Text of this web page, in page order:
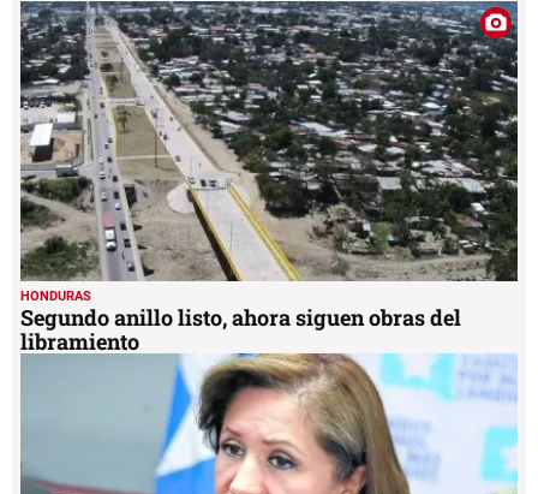
HONDURAS
Segundo anillo listo, ahora siguen obras del
libramiento